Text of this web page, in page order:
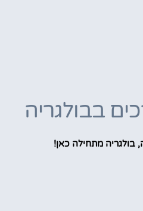
בבולגריה
בולגריה מתחילה כאן!